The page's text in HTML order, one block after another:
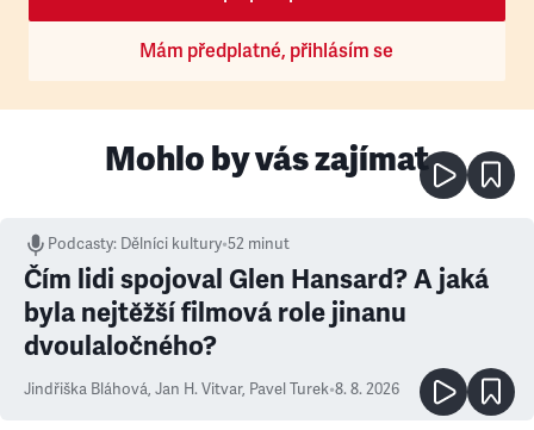
Mám předplatné, přihlásím se
Mohlo by vás zajímat
Podcasty: Dělníci kultury•52 minut
Čím lidi spojoval Glen Hansard? A jaká
byla nejtěžší filmová role jinanu
dvoulaločného?
Jindřiška Bláhová, Jan H. Vitvar, Pavel Turek•8. 8. 2026